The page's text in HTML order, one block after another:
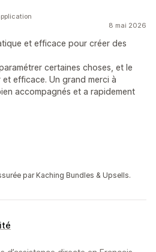
8 mai 2026
et efficace pour créer des
certaines choses, et le
efficace. Un grand merci à
accompagnés et a rapidement
par Kaching Bundles & Upsells.